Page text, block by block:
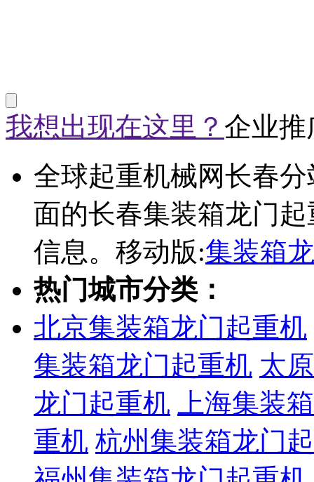
我想出现在这里？ 企业推
全球起重机械网长春
面的长春集装箱龙门
信息。移动版:集装箱
热门城市分类：
北京集装箱龙门起重机
集装箱龙门起重机 太
龙门起重机
上海集装
重机 杭州集装箱龙门